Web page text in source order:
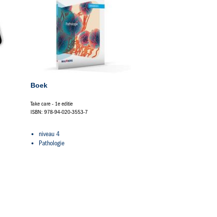
Boek
Take care - 1e editie
ISBN: 978-94-020-3553-7
niveau 4
Pathologie